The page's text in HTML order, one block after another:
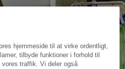
hjemmeside til at virke ordentligt,
tilbyde funktioner i forhold til
traffik. Vi deler også